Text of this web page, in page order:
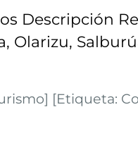
Descripción
Olarizu,
[Etiqueta: